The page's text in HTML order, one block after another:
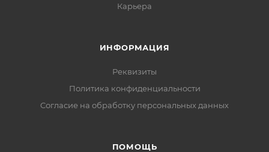
Карьера
ИНФОРМАЦИЯ
Реквизиты
Политика конфиденциальности
Cогласие на обработку персональных данных
ПОМОЩЬ